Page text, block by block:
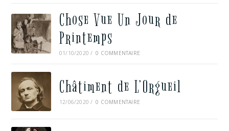
Chose Vue Un Jour de
Printemps
01/10/2020 / 0 COMMENTAIRE
Châtiment de L’Orgueil
12/06/2020 / 0 COMMENTAIRE